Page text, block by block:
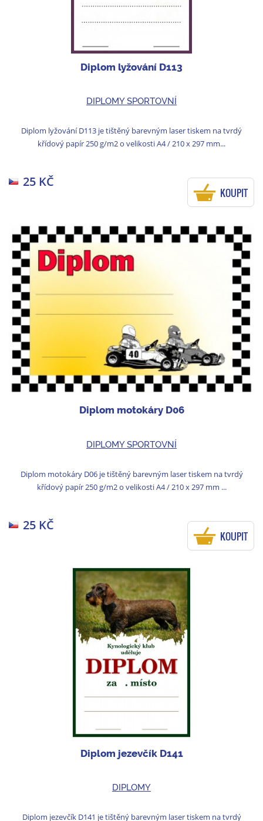
Diplom lyžování D113
DIPLOMY SPORTOVNÍ
Diplom lyžování D113 je tištěný barevným laser tiskem na tvrdý
křídový papír 250 g/m2 o velikosti A4 / 210 x 297 mm...
25 KČ
KOUPIT
Diplom motokáry D06
DIPLOMY SPORTOVNÍ
Diplom motokáry D06 je tištěný barevným laser tiskem na tvrdý
křídový papír 250 g/m2 o velikosti A4 / 210 x 297 mm ...
25 KČ
KOUPIT
Diplom jezevčík D141
DIPLOMY
Diplom jezevčík D141 je tištěný barevným laser tiskem na tvrdý